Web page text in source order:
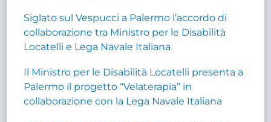
Siglato sul Vespucci a Palermo l’accordo di
collaborazione tra Ministro per le Disabilità
Locatelli e Lega Navale Italiana
Il Ministro per le Disabilità Locatelli presenta a
Palermo il progetto “Velaterapia” in
collaborazione con la Lega Navale Italiana